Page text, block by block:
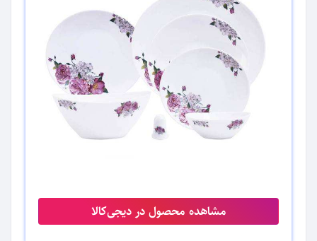
مشاهده محصول در دیجی‌کالا